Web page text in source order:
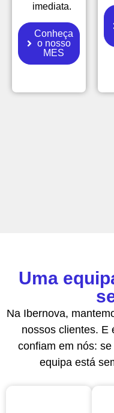
imediata.
Conheça
o nosso
MES
Uma
Na Ibernova,
nossos clientes. E
confiam em nós:
equipa está